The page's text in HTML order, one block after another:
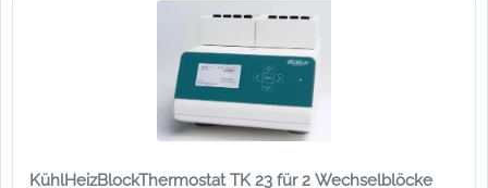
KühlHeizBlockThermostat TK 23 für 2 Wechselblöcke